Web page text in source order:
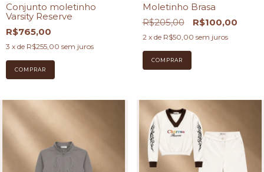
Conjunto moletinho
Varsity Reserve
R$765,00
3 x de R$255,00 sem juros
COMPRAR
Moletinho Brasa
R$205,00
R$100,00
2 x de R$50,00 sem juros
COMPRAR